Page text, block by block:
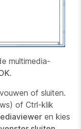
multimedia-
.
of sluiten.
of Ctrl-klik
en kies